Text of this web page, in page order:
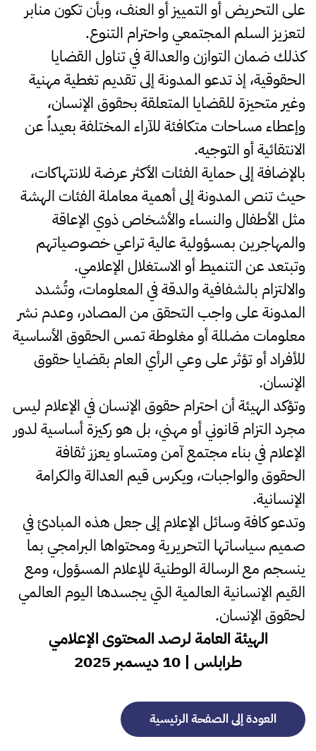
على التحريض أو التمييز أو العنف، وبأن تكون منابر
لتعزيز السلم المجتمعي واحترام التنوع.
كذلك ضمان التوازن والعدالة في تناول القضايا
الحقوقية، إذ تدعو المدونة إلى تقديم تغطية مهنية
وغير متحيزة للقضايا المتعلقة بحقوق الإنسان،
وإعطاء مساحات متكافئة للآراء المختلفة بعيداً عن
الانتقائية أو التوجيه.
بالإضافة إلى حماية الفئات الأكثر عرضة للانتهاكات،
حيث تنص المدونة إلى أهمية معاملة الفئات الهشة
مثل الأطفال والنساء والأشخاص ذوي الإعاقة
والمهاجرين بمسؤولية عالية تراعي خصوصياتهم
وتبتعد عن التنميط أو الاستغلال الإعلامي.
والالتزام بالشفافية والدقة في المعلومات، وتُشدد
المدونة على واجب التحقق من المصادر، وعدم نشر
معلومات مضللة أو مغلوطة تمس الحقوق الأساسية
للأفراد أو تؤثر على وعي الرأي العام بقضايا حقوق
الإنسان.
وتؤكد الهيئة أن احترام حقوق الإنسان في الإعلام ليس
مجرد التزام قانوني أو مهني، بل هو ركيزة أساسية لدور
الإعلام في بناء مجتمع آمن ومتساو يعزز ثقافة
الحقوق والواجبات، ويكرس قيم العدالة والكرامة
الإنسانية.
وتدعو كافة وسائل الإعلام إلى جعل هذه المبادئ في
صميم سياساتها التحريرية ومحتواها البرامجي بما
ينسجم مع الرسالة الوطنية للإعلام المسؤول، ومع
القيم الإنسانية العالمية التي يجسدها اليوم العالمي
لحقوق الإنسان.
الهيئة العامة لرصد المحتوى الإعلامي
طرابلس | 10 ديسمبر 2025
العودة إلى الصفحة الرئيسية